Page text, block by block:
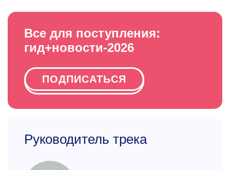
Все для поступления:
гид+новости-2026
ПОДПИСАТЬСЯ
Руководитель трека